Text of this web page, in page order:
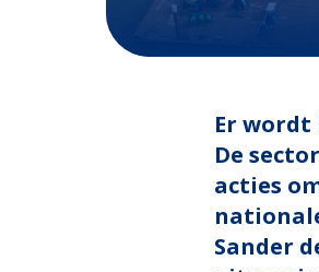
Er
De
acties
Sander